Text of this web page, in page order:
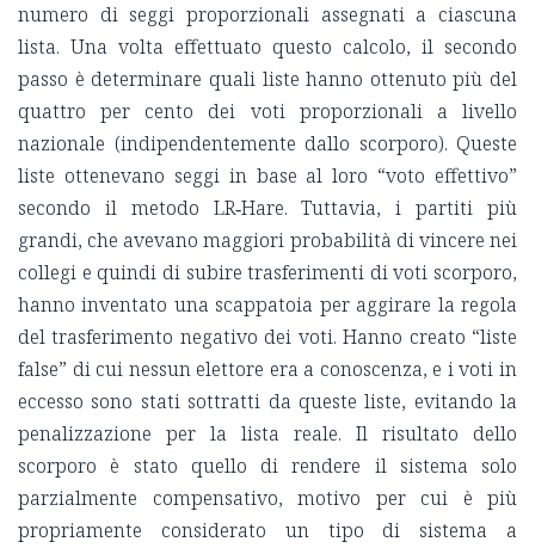
numero di seggi proporzionali assegnati a ciascuna
lista. Una volta effettuato questo calcolo, il secondo
passo è determinare quali liste hanno ottenuto più del
quattro per cento dei voti proporzionali a livello
nazionale (indipendentemente dallo scorporo). Queste
liste ottenevano seggi in base al loro “voto effettivo”
secondo il metodo LR‑Hare. Tuttavia, i partiti più
grandi, che avevano maggiori probabilità di vincere nei
collegi e quindi di subire trasferimenti di voti scorporo,
hanno inventato una scappatoia per aggirare la regola
del trasferimento negativo dei voti. Hanno creato “liste
false” di cui nessun elettore era a conoscenza, e i voti in
eccesso sono stati sottratti da queste liste, evitando la
penalizzazione per la lista reale. Il risultato dello
scorporo è stato quello di rendere il sistema solo
parzialmente compensativo, motivo per cui è più
propriamente considerato un tipo di sistema a